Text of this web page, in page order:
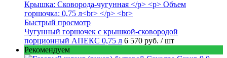
Быстрый просмотр
Чугунный горшочек с крышкой-сковородой
порционный АПЕКС 0,75 л 6 570 руб. / шт
Рекомендуем